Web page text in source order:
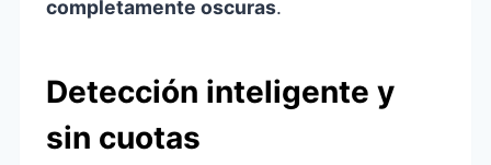
completamente oscuras.
Detección inteligente y
sin cuotas